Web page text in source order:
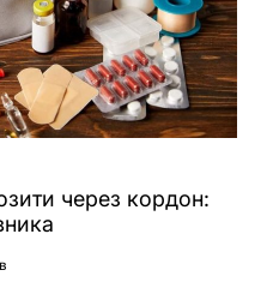
через кордон: